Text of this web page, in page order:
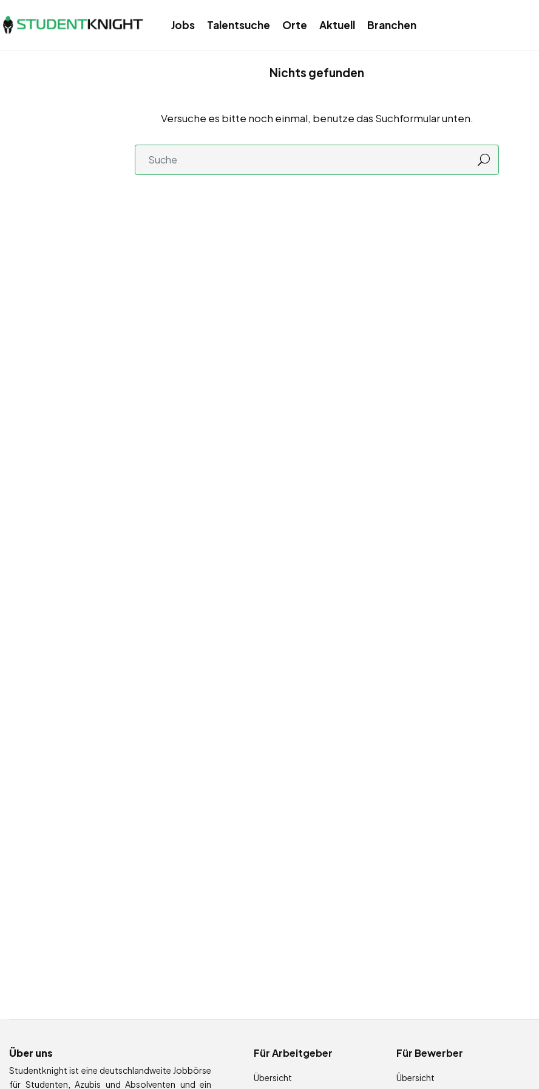
Jobs Talentsuche Orte Aktuell Branchen
Nichts gefunden
Versuche es bitte noch einmal, benutze das Suchformular unten.
Über uns
Studentknight ist eine deutschlandweite Jobbörse
für Studenten, Azubis und Absolventen und ein
Für Arbeitgeber
Übersicht
Für Bewerber
Übersicht